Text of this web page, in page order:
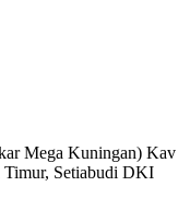
Mega Kuningan) Kav
Setiabudi DKI